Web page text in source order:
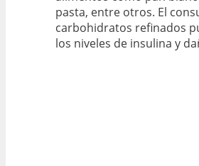
pasta, entre otros. El
carbohidratos refinados
los niveles de insulina y